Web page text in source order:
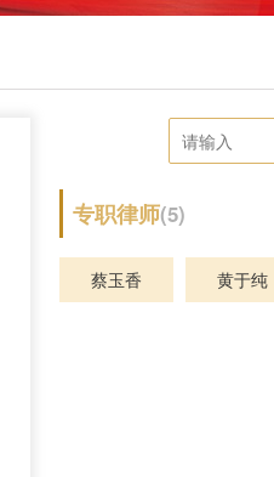
专职律师(5)
蔡玉香 黄于纯